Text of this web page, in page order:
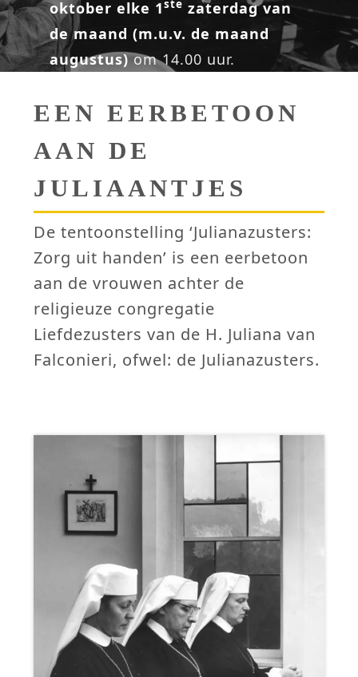
oktober elke 1ste zaterdag van
de maand (m.u.v. de maand
augustus)om 14.00 uur.
EEN EERBETOON
AAN DE
JULIAANTJES
De tentoonstelling ‘Julianazusters:
Zorg uit handen’ is een eerbetoon
aan de vrouwen achter de
religieuze congregatie
Liefdezusters van de H. Juliana van
Falconieri, ofwel: de Julianazusters.